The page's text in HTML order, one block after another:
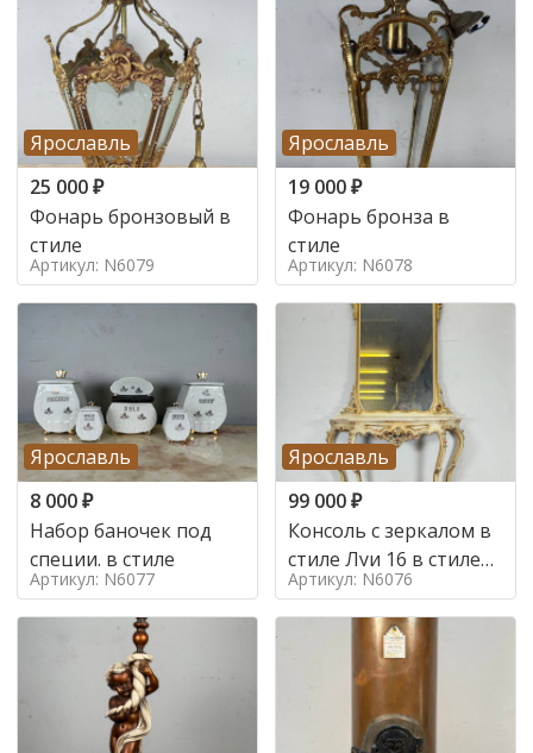
Ярославль
25 000₽
Фонарь бронзовый в
стиле
Артикул: N6079
Ярославль
19 000₽
Фонарь бронза в
стиле
Артикул: N6078
Ярославль
8 000₽
Набор баночек под
специи. в стиле
Артикул: N6077
Ярославль
99 000₽
Консоль с зеркалом в
стиле Луи 16 в стиле
Луи 16, Италия,
Артикул: N6076